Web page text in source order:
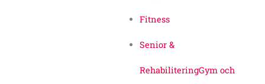
Fitness
Senior &
RehabiliteringGym och